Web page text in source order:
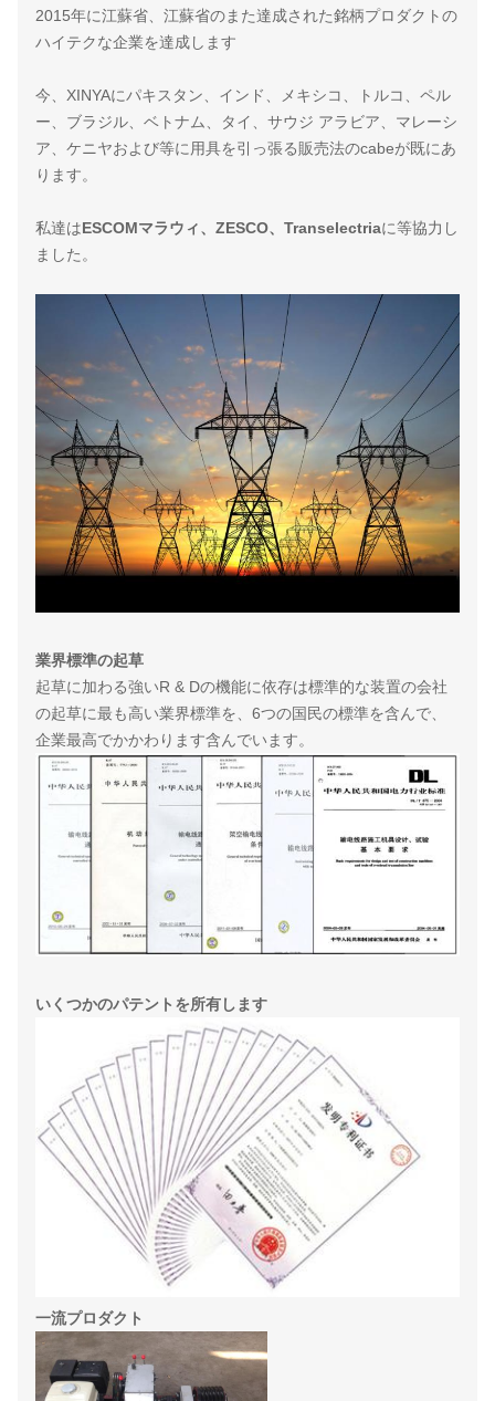
2015年に江蘇省、江蘇省のまた達成された銘柄プロダクトの
ハイテクな企業を達成します
今、XINYAにパキスタン、インド、メキシコ、トルコ、ペル
ー、ブラジル、ベトナム、タイ、サウジ アラビア、マレーシ
ア、ケニヤおよび等に用具を引っ張る販売法のcabeが既にあ
ります。
私達はESCOMマラウィ、ZESCO、Transelectriaに等協力し
ました。
業界標準の起草
起草に加わる強いR & Dの機能に依存は標準的な装置の会社
の起草に最も高い業界標準を、6つの国民の標準を含んで、
企業最高でかかわります含んでいます。
いくつかのパテントを所有します
一流プロダクト